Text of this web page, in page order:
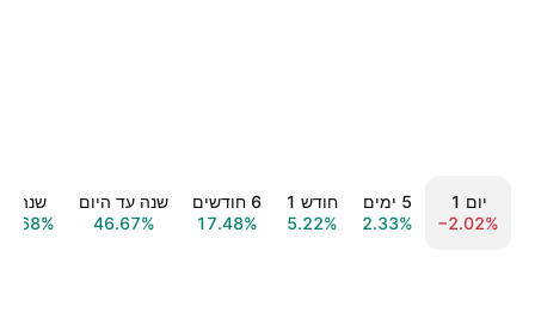
יום ‎1‎
−2.02%
‎5‎ ימים
2.33%
חודש ‎1‎
5.22%
‎6‎ חודשים
17.48%
שנה עד היום
46.67%
שנה ‎1‎